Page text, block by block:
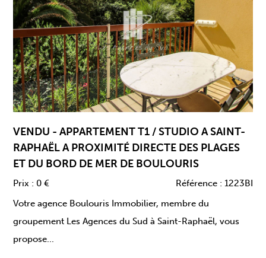
VENDU - APPARTEMENT T1 / STUDIO A SAINT-
RAPHAËL A PROXIMITÉ DIRECTE DES PLAGES
ET DU BORD DE MER DE BOULOURIS
Prix : 0 € Référence : 1223BI
Votre agence Boulouris Immobilier, membre du
groupement Les Agences du Sud à Saint-Raphaël, vous
propose...